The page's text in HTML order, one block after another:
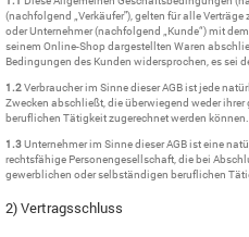
(nachfolgend „Verkäufer"), gelten für alle
oder Unternehmer (nachfolgend „Kunde“) mit
seinem Online-Shop dargestellten Waren
Bedingungen des Kunden widersprochen, es sei
1.2Verbraucher im Sinne dieser AGB ist jede
Zwecken abschließt, die überwiegend weder
beruflichen Tätigkeit zugerechnet werden können.
1.3Unternehmer im Sinne dieser AGB ist eine
rechtsfähige Personengesellschaft, die bei
gewerblichen oder selbständigen beruflichen
2) Vertragsschluss